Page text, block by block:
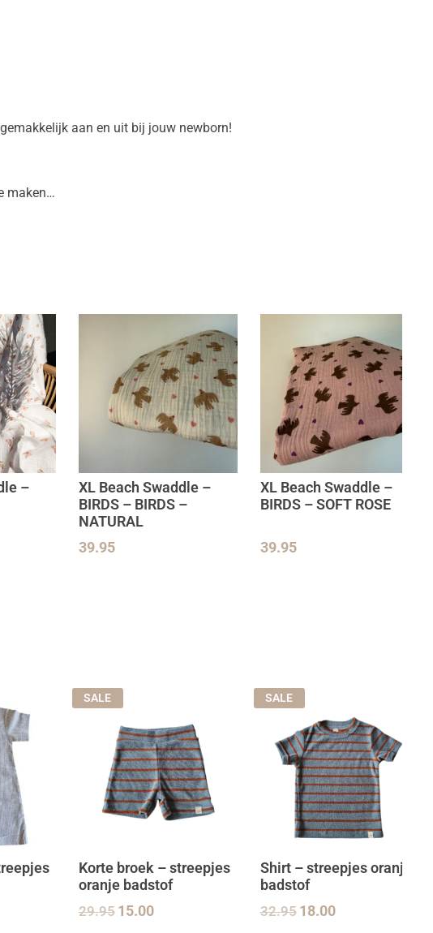
aan en uit bij jouw newborn!
maken…
–
XL Beach Swaddle –
BIRDS – BIRDS –
NATURAL
39.95
XL Beach Swaddle –
BIRDS – SOFT ROSE
39.95
SALE
Korte broek – streepjes
oranje badstof
29.95 15.00
SALE
Shirt – streepjes oranje
badstof
32.95 18.00